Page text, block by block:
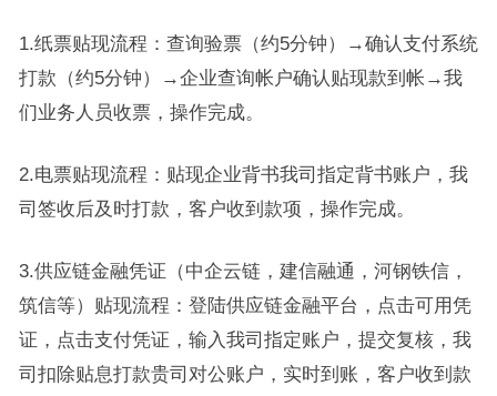
1.纸票贴现流程：查询验票（约5分钟）→确认支付系统
打款（约5分钟）→企业查询帐户确认贴现款到帐→我
们业务人员收票，操作完成。
2.电票贴现流程：贴现企业背书我司指定背书账户，我
司签收后及时打款，客户收到款项，操作完成。
3.供应链金融凭证（中企云链，建信融通，河钢铁信，
筑信等）贴现流程：登陆供应链金融平台，点击可用凭
证，点击支付凭证，输入我司指定账户，提交复核，我
司扣除贴息打款贵司对公账户，实时到账，客户收到款